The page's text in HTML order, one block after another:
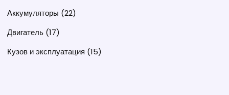
Аккумуляторы (22)
Двигатель (17)
Кузов и эксплуатация (15)